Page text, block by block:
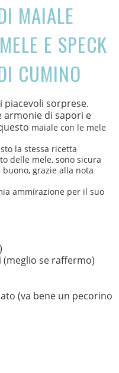
MAIALE
E SPECK
CUMINO
piacevoli sorprese.
armonie di sapori e
maiale con le mele
la stessa ricetta
delle mele, sono sicura
grazie alla nota
ammirazione per il suo
(meglio se raffermo)
(va bene un pecorino